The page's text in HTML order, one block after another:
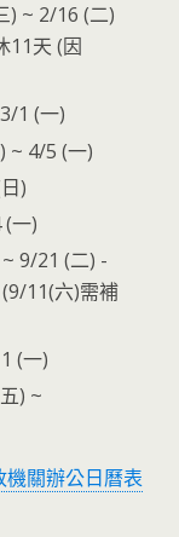
) ~ 2/16 (二)
11天 (因
1 (一)
~ 4/5 (一)
)
一)
9/21 (二) -
11(六)需補
(一)
) ~
關辦公日曆表